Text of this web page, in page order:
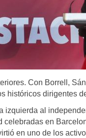
Con Borrell,
históricos dirigentes
izquierda al
en
en uno de los